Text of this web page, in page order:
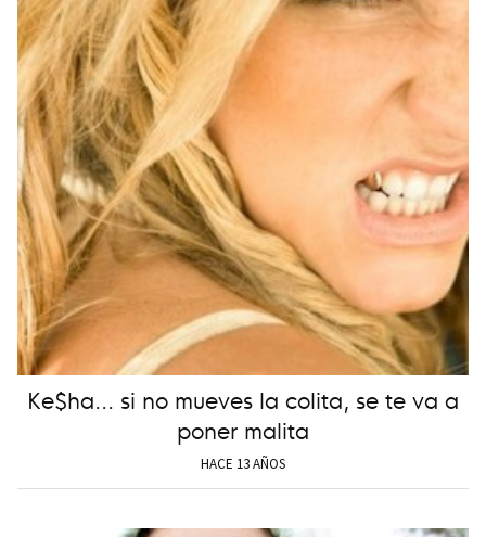
Ke$ha... si no mueves la colita, se te va a
poner malita
HACE 13 AÑOS